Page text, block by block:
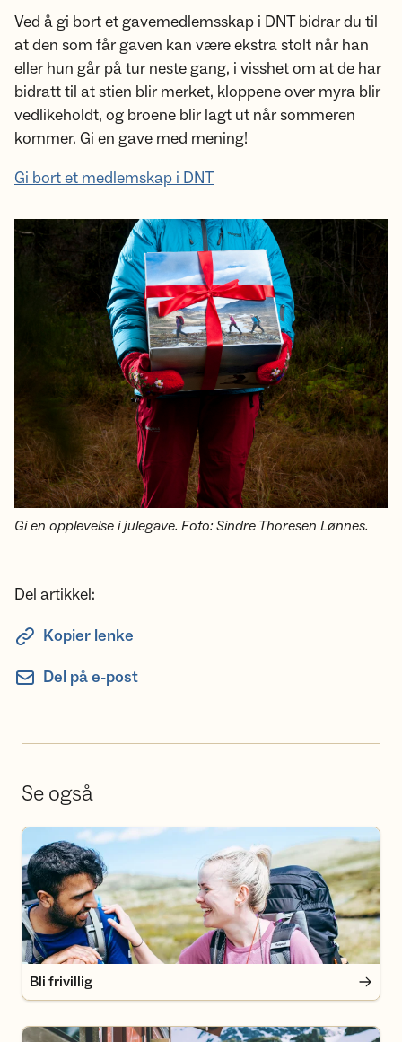
Ved å gi bort et gavemedlemsskap i DNT bidrar du til
at den som får gaven kan være ekstra stolt når han
eller hun går på tur neste gang, i visshet om at de har
bidratt til at stien blir merket, kloppene over myra blir
vedlikeholdt, og broene blir lagt ut når sommeren
kommer. Gi en gave med mening!
Gi bort et medlemskap i DNT
Gi en opplevelse i julegave. Foto: Sindre Thoresen Lønnes.
Del artikkel:
Kopier lenke
Del på e-post
Se også
Bli frivillig
Bli frivillig
Bli medlem